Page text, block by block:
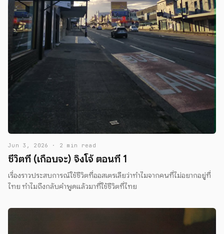
Jun 3, 2026 · 2 min read
ชีวิตที่ (เกือบจะ) จิงโจ้ ตอนที่ 1
เรื่องราวประสบการณ์ใช้ชีวิตที่ออสเตรเลียว่าทำไมจากคนที่ไม่อยากอยู่ที่
ไทย ทำไมถึงกลับคำพูดแล้วมาที่ใช้ชีวิตที่ไทย